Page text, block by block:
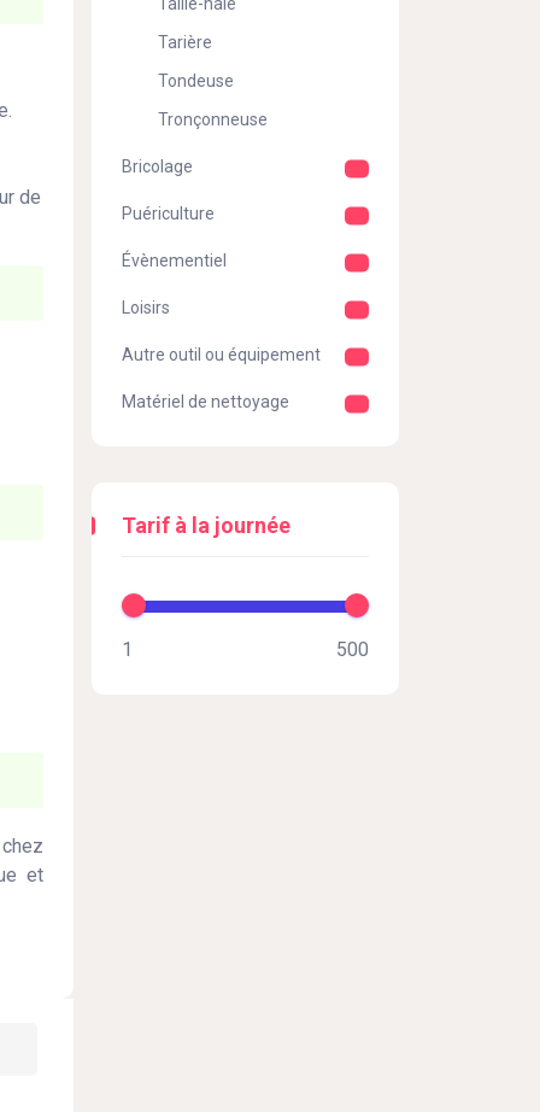
de
et
Tarière
Tondeuse
Tronçonneuse
Bricolage
Puériculture
Évènementiel
Loisirs
Autre outil ou équipement
Matériel de nettoyage
Tarif à la journée